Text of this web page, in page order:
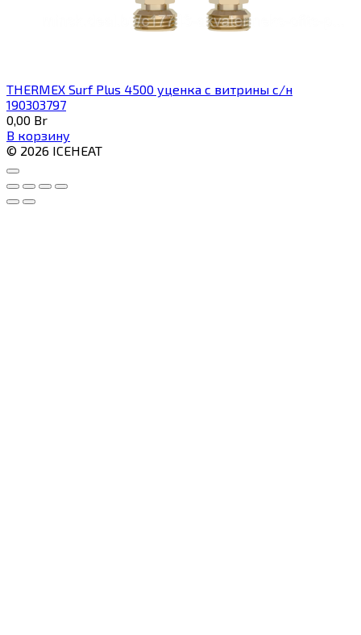
THERMEX Surf Plus 4500 уценка с витрины с/н
190303797
0,00 Br
В корзину
© 2026 ICEHEAT